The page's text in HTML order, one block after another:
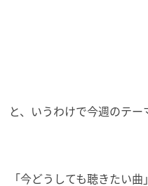
と、いうわけで今週のテー
「今どうしても聴きたい